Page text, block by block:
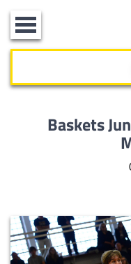
Toggle
navigation
Baskets